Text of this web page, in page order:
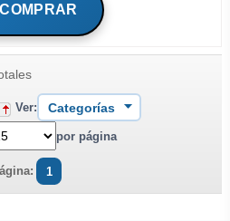
Ver:
por página
1